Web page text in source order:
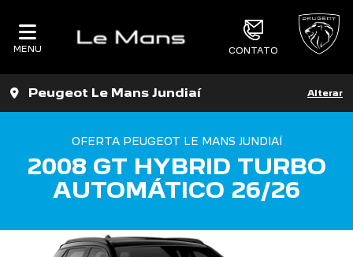
MENU CONTATO
Peugeot Le Mans Jundiaí Alterar
OFERTA PEUGEOT LE MANS JUNDIAÍ
2008 GT HYBRID TURBO
AUTOMÁTICO 26/26